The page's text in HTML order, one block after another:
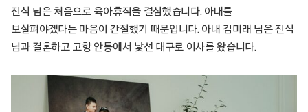
진식 님은 처음으로 육아휴직을 결심했습니다. 아내를
보살펴야겠다는 마음이 간절했기 때문입니다. 아내 김미래 님은 진식
님과 결혼하고 고향 안동에서 낯선 대구로 이사를 왔습니다.